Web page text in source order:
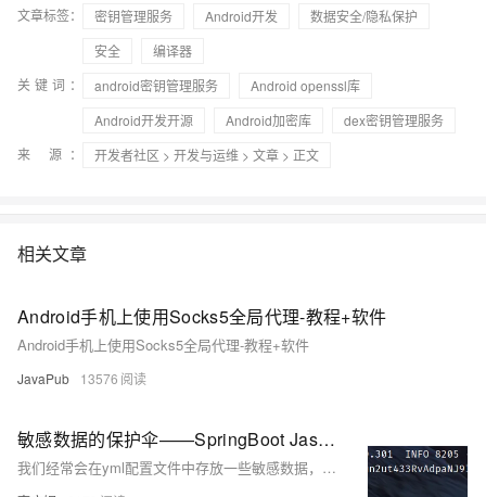
文章标签： 密钥管理服务 Android开发
数据安全/隐私保护
安全
编译器
关键词：
android密钥管理服务
Android openssl库
Android开发开源
Android加密库
dex密钥管理服务
来 源：
开发者社区 > 开发与运维 > 文章 > 正文
相关文章
Android手机上使用Socks5全局代理-教程+软件
Android手机上使用Socks5全局代理-教程+软件
JavaPub 13576
敏感数据的保护伞——SpringBoot Jasypt加密库的使用
我们经常会在yml配置文件中存放一些敏感数据，比如数据库的用户名、密码，第三方应用的秘钥等等。这些信息直接以明文形式展示在文件中，无疑是存在较大的安全隐患的，所以今天这篇文章，我会借助jasypt实现yml文件中敏感信息的加密处理。